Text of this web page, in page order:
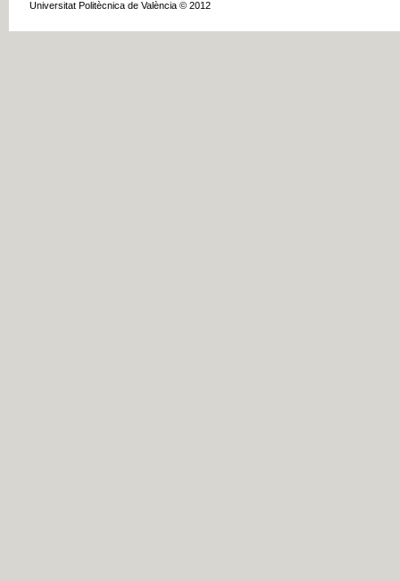
Universitat Politècnica de València © 2012